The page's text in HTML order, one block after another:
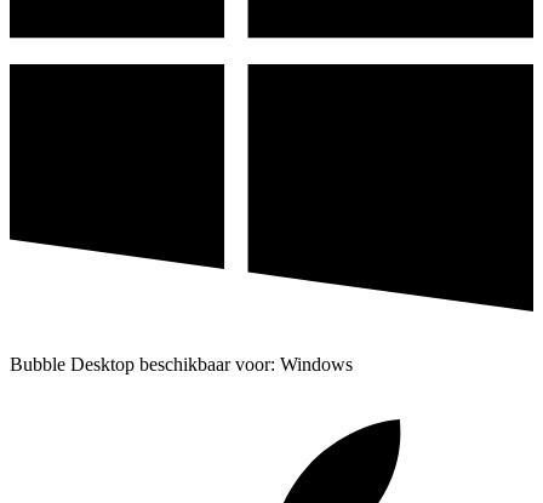
Bubble Desktop beschikbaar voor: Windows